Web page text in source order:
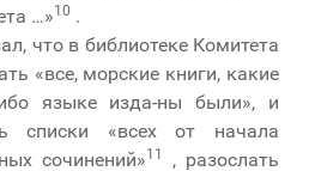
…»10 .
что в библиотеке Комитета
«все, морские книги, какие
языке изда-ны были», и
списки «всех от начала
сочинений»11
, разослать